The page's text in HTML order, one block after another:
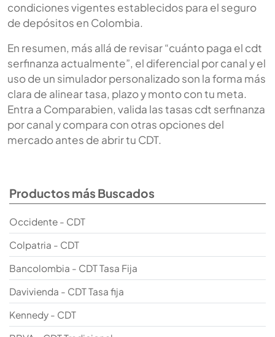
condiciones vigentes establecidos para el seguro
de depósitos en Colombia.
En resumen, más allá de revisar “cuánto paga el cdt
serfinanza actualmente”, el diferencial por canal y el
uso de un simulador personalizado son la forma más
clara de alinear tasa, plazo y monto con tu meta.
Entra a Comparabien, valida las tasas cdt serfinanza
por canal y compara con otras opciones del
mercado antes de abrir tu CDT.
Productos más Buscados
Occidente - CDT
Colpatria - CDT
Bancolombia - CDT Tasa Fija
Davivienda - CDT Tasa fija
Kennedy - CDT